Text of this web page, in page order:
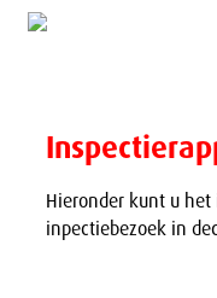
Hieronder kunt u
inpectiebezoek in